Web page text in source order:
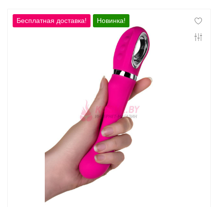
Контакты
Конфиденциальность
Гарантии и возврат
Беспроцентная рассрочка
Новинка!